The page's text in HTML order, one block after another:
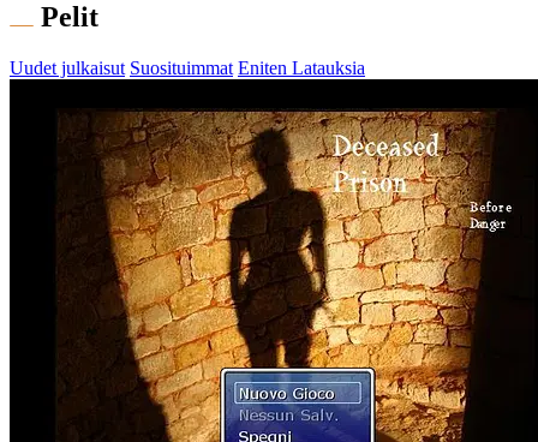
Pelit
Uudet julkaisut Suosituimmat Eniten Latauksia